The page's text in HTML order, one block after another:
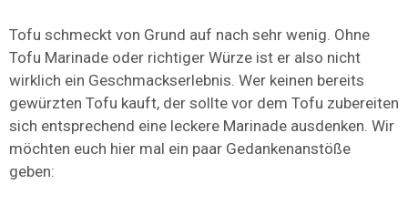
Tofu schmeckt von Grund auf nach sehr wenig. Ohne
Tofu Marinade oder richtiger Würze ist er also nicht
wirklich ein Geschmackserlebnis. Wer keinen bereits
gewürzten Tofu kauft, der sollte vor dem Tofu zubereiten
sich entsprechend eine leckere Marinade ausdenken. Wir
möchten euch hier mal ein paar Gedankenanstöße
geben: